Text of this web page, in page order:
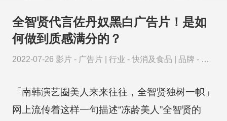
全智贤代言佐丹奴黑白广告片！是如
何做到质感满分的？
2022-07-26 影片 - 广告片 行业 -快消及食品 品牌 - 明
「南韩演艺圈美人来来往往，全智贤独树一帜」
网上流传着这样一句描述“冻龄美人”全智贤的